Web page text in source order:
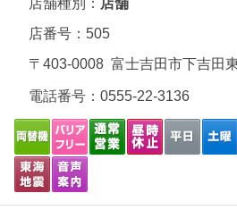
店舗種別： 店舗
店番号：505
〒403-0008 富士吉田市下吉田
電話番号： 0555-22-3136